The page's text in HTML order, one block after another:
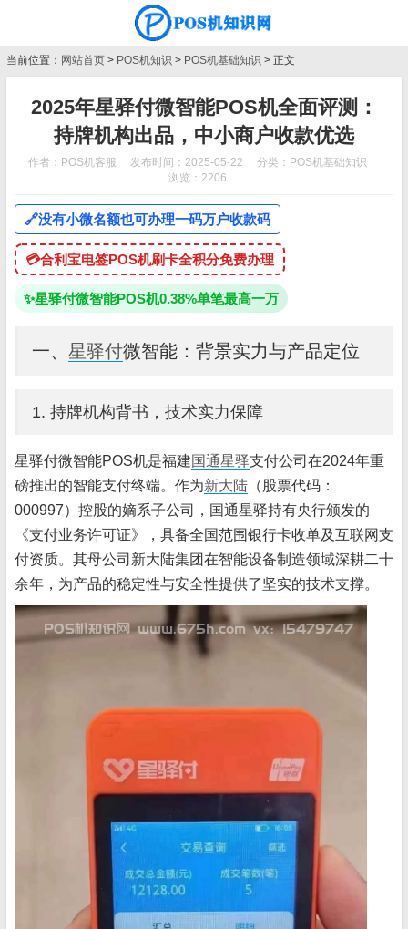
当前位置： 网站首页 > POS机知识 > POS机基础知识 > 正文
2025年星驿付微智能POS机全面评测：
持牌机构出品，中小商户收款优选
作者：POS机客服 发布时间：2025-05-22 分类： POS机基础知识
浏览：2206
🔗没有小微名额也可办理一码万户收款码
💳合利宝电签POS机刷卡全积分免费办理
✨星驿付微智能POS机0.38%单笔最高一万
一、 星驿付微智能：背景实力与产品定位
1. 持牌机构背书，技术实力保障
星驿付微智能POS机是福建国通星驿支付公司在2024年重
磅推出的智能支付终端。作为新大陆 （股票代码：
000997）控股的嫡系子公司，国通星驿持有央行颁发的
《支付业务许可证》，具备全国范围银行卡收单及互联网支
付资质。其母公司新大陆集团在智能设备制造领域深耕二十
余年，为产品的稳定性与安全性提供了坚实的技术支撑。